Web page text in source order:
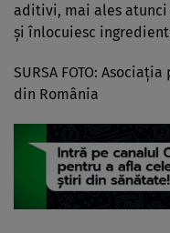
aditivi, mai ales atunci
și înlocuiesc
SURSA FOTO:
din România